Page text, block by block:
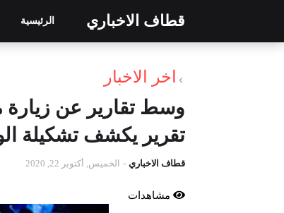
قطاف الاخباري الرئيسية
اخر الاخبار
وسط تقارير عن زيارة
تقرير يكشف تشكيلة
قطاف الاخباري - الخميس, أكتوبر 22, 2020
مشاهدات